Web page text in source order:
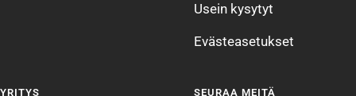
Usein kysytyt
Evästeasetukset
YRITYS SEURAA MEITÄ